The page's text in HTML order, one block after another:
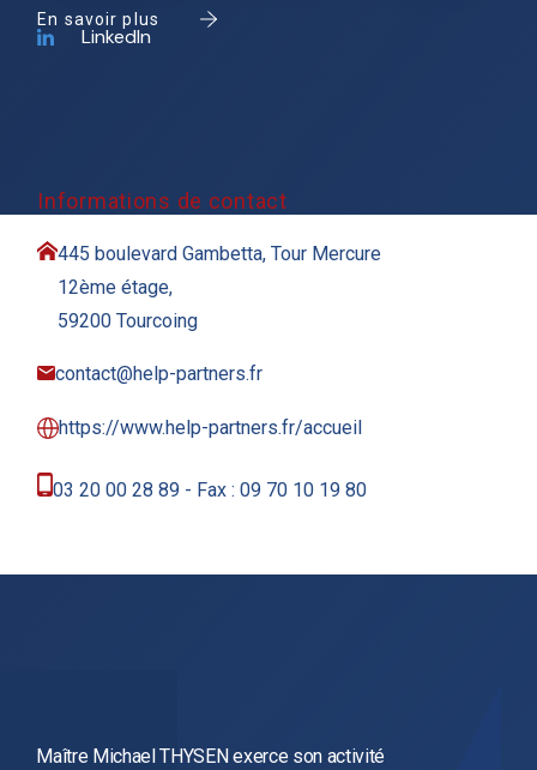
En savoir plus
LinkedIn
Informations de contact
445 boulevard Gambetta, Tour Mercure
12ème étage,
59200 Tourcoing
contact@help-partners.fr
https://www.help-partners.fr/accueil
03 20 00 28 89 - Fax : 09 70 10 19 80
Maître Michael THYSEN exerce son activité